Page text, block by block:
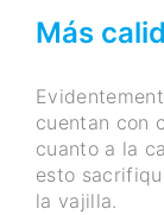
Más
cuentan con
cuanto a la
esto
la vajilla.